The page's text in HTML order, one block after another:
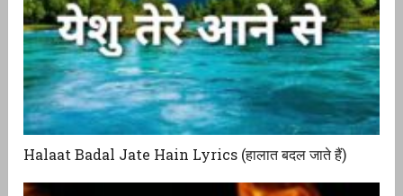
Halaat Badal Jate Hain Lyrics (हालात बदल जाते हैं)